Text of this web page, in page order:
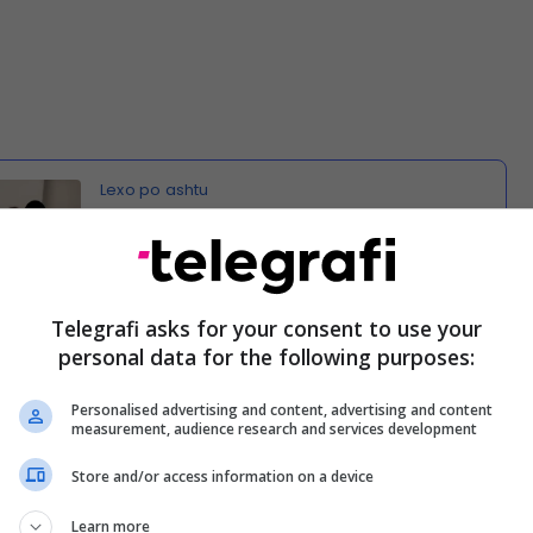
publikuan pamjet, procedohen tre
adoleshentet në Fier
është në shqyrtim nga Prokuroria pranë Gjykatës
të Juridiksionit të Përgjithshëm Fier, e cila po
e plotë të rrethanave të kësaj ngjarjeje.
më datë 8 qershor, ndërsa mësohet se tre vajzat
19 vjeç, janë proceduar në gjendje të lirë.
Telegrafi asks for your consent to use your
personal data for the following purposes:
Personalised advertising and content, advertising and content
measurement, audience research and services development
Store and/or access information on a device
Learn more